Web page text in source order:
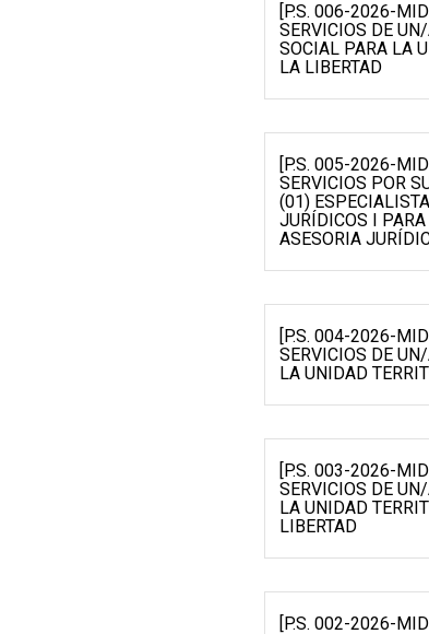
[P.S. 006-2026-
SERVICIOS DE
SOCIAL PARA LA
LA LIBERTAD
[P.S. 005-2026-
SERVICIOS POR
(01)
JURÍDICOS I
ASESORIA
[P.S. 004-2026-
SERVICIOS DE
LA UNIDAD
[P.S. 003-2026-
SERVICIOS DE
LA UNIDAD
LIBERTAD
[P.S. 002-2026-